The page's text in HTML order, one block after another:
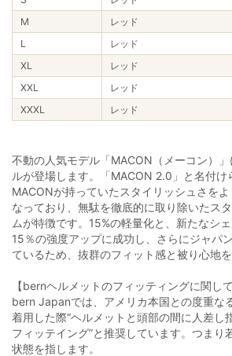
M
レッド
L
レッド
XL
レッド
XXL
レッド
XXXL
レッド
不動の人気モデル「MACON（メーコン）
ルが登場します。「MACON 2.0」と名付け
MACONが持っていたスタイリッシュさを
なっており、無駄を徹底的に取り除いたス
ムが特徴です。15%の軽量化と、新たなシ
15％の強度アップに成功し、さらにジャパ
ているため、抜群のフィット感と被り心地を
【bernヘルメットのフィッティングに関して
bern Japanでは、アメリカ本国との度重な
着用した際“ヘルメットと頭部の間に人差し
フィッテイング”と推奨しています。つまり
状態を指します。